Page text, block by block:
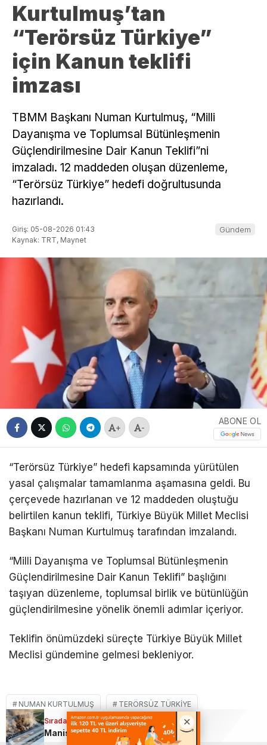
Kurtulmuş’tan
“Terörsüz Türkiye”
için Kanun teklifi
imzası
TBMM Başkanı Numan Kurtulmuş, “Milli
Dayanışma ve Toplumsal Bütünleşmenin
Güçlendirilmesine Dair Kanun Teklifi”ni
imzaladı. 12 maddeden oluşan düzenleme,
“Terörsüz Türkiye” hedefi doğrultusunda
hazırlandı.
Giriş: 05-08-2026 01:43
Kaynak: TRT, Maynet
Gündem
+ -
ABONE OL
“Terörsüz Türkiye” hedefi kapsamında yürütülen
yasal çalışmalar tamamlanma aşamasına geldi. Bu
çerçevede hazırlanan ve 12 maddeden oluştuğu
belirtilen kanun teklifi, Türkiye Büyük Millet Meclisi
Başkanı Numan Kurtulmuş tarafından imzalandı.
“Milli Dayanışma ve Toplumsal Bütünleşmenin
Güçlendirilmesine Dair Kanun Teklifi” başlığını
taşıyan düzenleme, toplumsal birlik ve bütünlüğün
güçlendirilmesine yönelik önemli adımlar içeriyor.
Teklifin önümüzdeki süreçte Türkiye Büyük Millet
Meclisi gündemine gelmesi bekleniyor.
NUMAN KURTULMUŞ TERÖRSÜZ TÜRKIYE
Sıradaki Haber
Manisa’da yumurta tesisi yangında küle döndü